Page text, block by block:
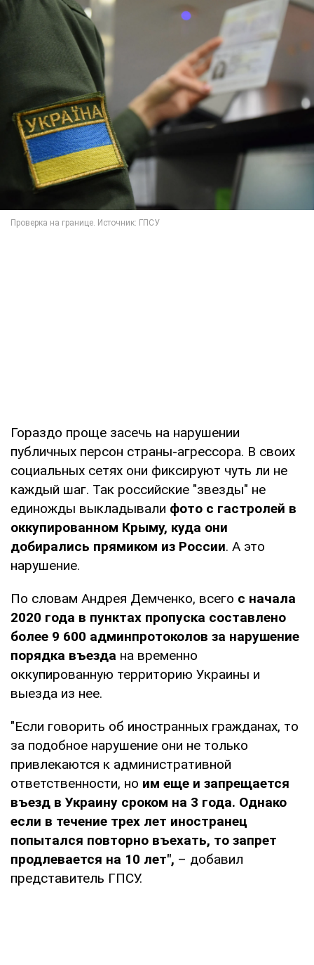
Гораздо проще засечь на нарушении
публичных персон страны-агрессора. В своих
социальных сетях они фиксируют чуть ли не
каждый шаг. Так российские "звезды" не
единожды выкладывали фото с гастролей в
оккупированном Крыму, куда они
добирались прямиком из России. А это
нарушение.
По словам Андрея Демченко, всего с начала
2020 года в пунктах пропуска составлено
более 9 600 админпротоколов за нарушение
порядка въезда на временно
оккупированную территорию Украины и
выезда из нее.
"Если говорить об иностранных гражданах, то
за подобное нарушение они не только
привлекаются к административной
ответственности, но им еще и запрещается
въезд в Украину сроком на 3 года. Однако
если в течение трех лет иностранец
попытался повторно въехать, то запрет
продлевается на 10 лет", – добавил
представитель ГПСУ.